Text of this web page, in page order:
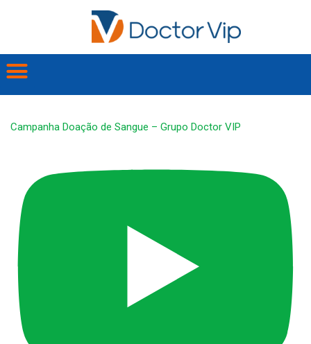
Campanha Doação de Sangue – Grupo Doctor VIP